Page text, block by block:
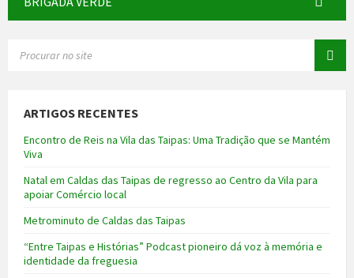
ARTIGOS RECENTES
Encontro de Reis na Vila das Taipas: Uma Tradição que se Mantém
Viva
Natal em Caldas das Taipas de regresso ao Centro da Vila para
apoiar Comércio local
Metrominuto de Caldas das Taipas
“Entre Taipas e Histórias” Podcast pioneiro dá voz à memória e
identidade da freguesia